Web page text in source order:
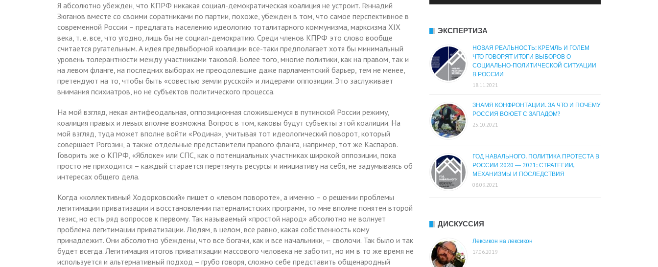
Я абсолютно убежден, что КПРФ никакая социал-демократическая коалиция не устроит. Геннадий
Зюганов вместе со своими соратниками по партии, похоже, убежден в том, что самое перспективное в
современной России – предлагать населению идеологию тоталитарного коммунизма, марксизма XIX
века, т. е. все, что угодно, лишь бы не социал-демократию. Среди членов КПРФ это слово вообще
считается ругательным. А идея предвыборной коалиции все-таки предполагает хотя бы минимальный
уровень толерантности между участниками таковой. Более того, многие политики, как на правом, так и
на левом фланге, на последних выборах не преодолевшие даже парламентский барьер, тем не менее,
претендуют на то, чтобы быть «совестью земли русской» и лидерами оппозиции. Это заслуживает
внимания психиатров, но не субъектов политического процесса.
На мой взгляд, некая антифеодальная, оппозиционная сложившемуся в путинской России режиму,
коалиция правых и левых вполне возможна. Вопрос в том, каковы будут субъекты этой коалиции. На
мой взгляд, туда может вполне войти «Родина», учитывая тот идеологический поворот, который
совершает Рогозин, а также отдельные представители правого фланга, например, тот же Каспаров.
Говорить же о КПРФ, «Яблоке» или СПС, как о потенциальных участниках широкой оппозиции, пока
просто не приходится – каждый старается перетянуть ресурсы и инициативу на себя, не задумываясь об
интересах общего дела.
Когда «коллективный Ходорковский» пишет о «левом повороте», а именно – о решении проблемы
легитимации приватизации и восстановлении патерналистских программ, то мне вполне понятен второй
тезис, но есть ряд вопросов к первому. Так называемый «простой народ» абсолютно не волнует
проблема легитимации приватизации. Людям, в целом, все равно, какая собственность кому
принадлежит. Они абсолютно убеждены, что все богачи, как и все начальники, – сволочи. Так было и так
будет всегда. Легитимация итогов приватизации массового человека не заботит, но им в то же время не
используется и альтернативный подход – грубо говоря, сложно себе представить общенародный
ЭКСПЕРТИЗА
НОВАЯ РЕАЛЬНОСТЬ: КРЕМЛЬ И ГОЛЕМ
ЧТО ГОВОРЯТ ИТОГИ ВЫБОРОВ О
СОЦИАЛЬНО-ПОЛИТИЧЕСКОЙ СИТУАЦИИ
В РОССИИ
18.11.2021
ЗНАМЯ КОНФРОНТАЦИИ. ЗА ЧТО И ПОЧЕМУ
РОССИЯ ВОЮЕТ С ЗАПАДОМ?
25.10.2021
ГОД НАВАЛЬНОГО. ПОЛИТИКА ПРОТЕСТА В
РОССИИ 2020 — 2021: СТРАТЕГИИ,
МЕХАНИЗМЫ И ПОСЛЕДСТВИЯ
08.09.2021
ДИСКУССИЯ
Лексикон на лексикон
17.06.2019